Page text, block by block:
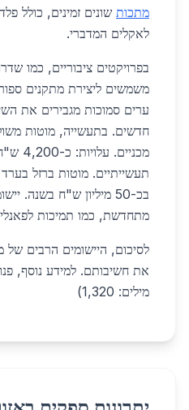
מתכות שונים זמינים, כולל
לאקלים המדברי.
בפרויקטים ציבוריים, כמו
משמשים ליצירת מתקנים
ערים סמוכות מגבירים את
חדשים. בתעשייה, מוטות
תעשייתיים. מוטות ברזל
בכ-50 מיליון ש"ח בשנה.
מתחדשת, כמו תמיכות
לסיכום, היישומים הרבים של
את חשיבותם. למידע נוסף,
מילים: 1,320)